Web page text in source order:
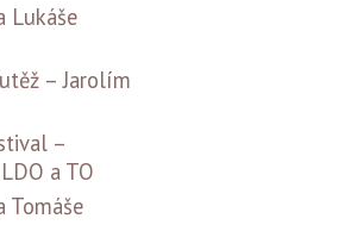
Lukáše
– Jarolím
–
a TO
Tomáše